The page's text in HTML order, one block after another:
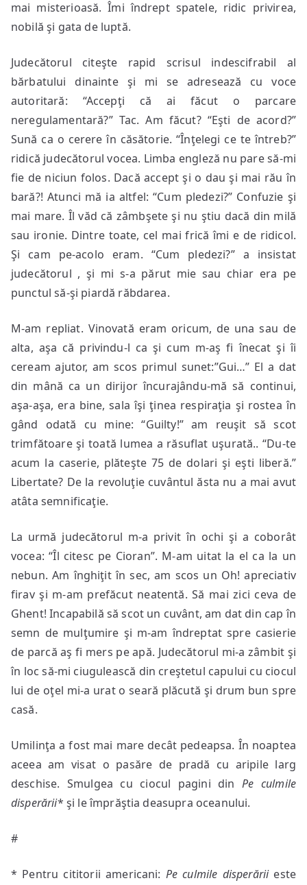
mai misterioasă. Îmi îndrept spatele, ridic privirea,
nobilă şi gata de luptă.
Judecătorul citeşte rapid scrisul indescifrabil al
bărbatului dinainte şi mi se adresează cu voce
autoritară: “Accepţi că ai făcut o parcare
neregulamentară?” Tac. Am făcut? “Eşti de acord?”
Sună ca o cerere în căsătorie. “Înţelegi ce te întreb?”
ridică judecătorul vocea. Limba engleză nu pare să-mi
fie de niciun folos. Dacă accept şi o dau şi mai rău în
bară?! Atunci mă ia altfel: “Cum pledezi?” Confuzie şi
mai mare. Îl văd că zâmbşete şi nu ştiu dacă din milă
sau ironie. Dintre toate, cel mai frică îmi e de ridicol.
Şi cam pe-acolo eram. “Cum pledezi?” a insistat
judecătorul , şi mi s-a părut mie sau chiar era pe
punctul să-şi piardă răbdarea.
M-am repliat. Vinovată eram oricum, de una sau de
alta, aşa că privindu-l ca şi cum m-aş fi înecat şi îi
ceream ajutor, am scos primul sunet:”Gui…” El a dat
din mână ca un dirijor încurajându-mă să continui,
aşa-aşa, era bine, sala îşi ţinea respiraţia şi rostea în
gând odată cu mine: “Guilty!” am reuşit să scot
trimfătoare şi toată lumea a răsuflat uşurată.. “Du-te
acum la caserie, plăteşte 75 de dolari şi eşti liberă.”
Libertate? De la revoluţie cuvântul ăsta nu a mai avut
atâta semnificaţie.
La urmă judecătorul m-a privit în ochi şi a coborât
vocea: “Îl citesc pe Cioran”. M-am uitat la el ca la un
nebun. Am înghiţit în sec, am scos un Oh! apreciativ
firav şi m-am prefăcut neatentă. Să mai zici ceva de
Ghent! Incapabilă să scot un cuvânt, am dat din cap în
semn de mulţumire şi m-am îndreptat spre casierie
de parcă aş fi mers pe apă. Judecătorul mi-a zâmbit şi
în loc să-mi ciugulească din creştetul capului cu ciocul
lui de oţel mi-a urat o seară plăcută şi drum bun spre
casă.
Umilinţa a fost mai mare decât pedeapsa. În noaptea
aceea am visat o pasăre de pradă cu aripile larg
deschise. Smulgea cu ciocul pagini dinPe culmile
disperării* şi le împrăştia deasupra oceanului.
#
* Pentru cititorii americani: Pe culmile disperăriieste